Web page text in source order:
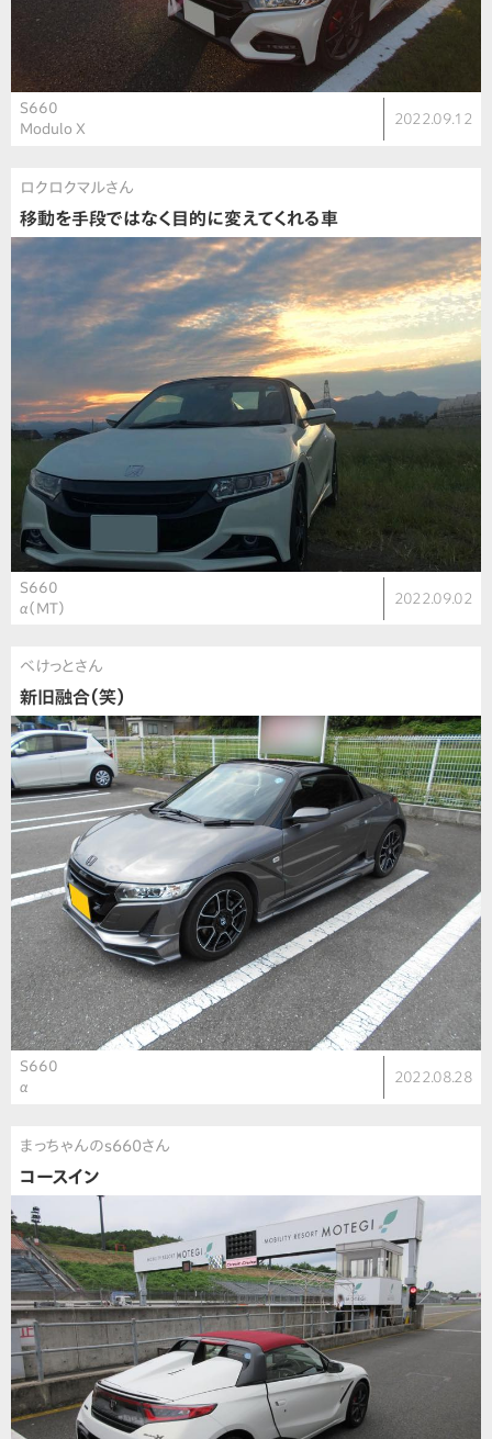
S660
Modulo X
2022.09.12
ロクロクマルさん
移動を手段ではなく目的に変えてくれる車
S660
α（MT）
2022.09.02
べけっとさん
新旧融合（笑）
S660
α
2022.08.28
まっちゃんのs660さん
コースイン